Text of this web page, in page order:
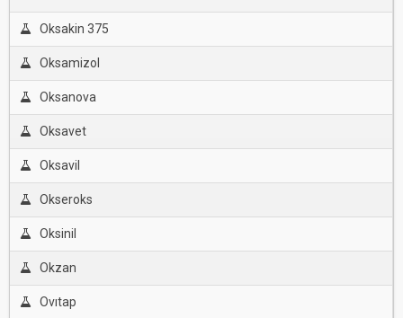
Oksakin 375
Oksamizol
Oksanova
Oksavet
Oksavil
Okseroks
Oksinil
Okzan
Ovıtap